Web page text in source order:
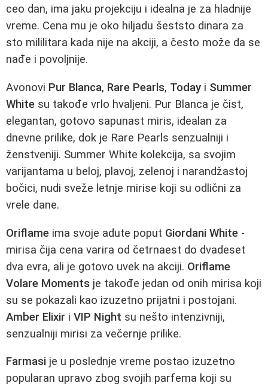
ceo dan, ima jaku projekciju i idealna je za hladnije
vreme. Cena mu je oko hiljadu šeststo dinara za
sto mililitara kada nije na akciji, a često može da se
nađe i povoljnije.
Avonovi Pur Blanca, Rare Pearls, Today i Summer
White su takođe vrlo hvaljeni. Pur Blanca je čist,
elegantan, gotovo sapunast miris, idealan za
dnevne prilike, dok je Rare Pearls senzualniji i
ženstveniji. Summer White kolekcija, sa svojim
varijantama u beloj, plavoj, zelenoj i narandžastoj
bočici, nudi sveže letnje mirise koji su odlični za
vrele dane.
Oriflame ima svoje adute poput Giordani White -
mirisa čija cena varira od četrnaest do dvadeset
dva evra, ali je gotovo uvek na akciji. Oriflame
Volare Moments je takođe jedan od onih mirisa koji
su se pokazali kao izuzetno prijatni i postojani.
Amber Elixir i VIP Night su nešto intenzivniji,
senzualniji mirisi za večernje prilike.
Farmasi je u poslednje vreme postao izuzetno
popularan upravo zbog svojih parfema koji su